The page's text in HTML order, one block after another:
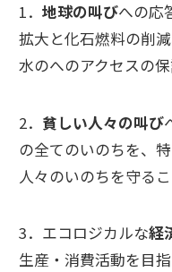
1． 地球の叫びへの応
拡大と化石燃料の削
水のへのアクセスの保
2． 貧しい人々の叫び
の全てのいのちを、
人々のいのちを守るこ
3．エコロジカルな経
生産・消費活動を目指